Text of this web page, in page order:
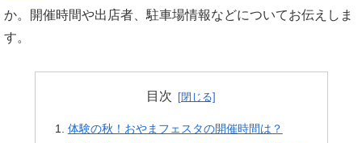
か。開催時間や出店者、駐車場情報などについてお伝えしま
す。
目次
体験の秋！おやまフェスタの開催時間は？